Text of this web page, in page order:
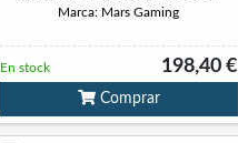
Marca: Mars Gaming
198,40 €
En stock
Comprar